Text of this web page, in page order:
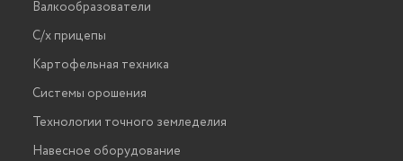
Валкообразователи
С/х прицепы
Картофельная техника
Системы орошения
Технологии точного земледелия
Навесное оборудование